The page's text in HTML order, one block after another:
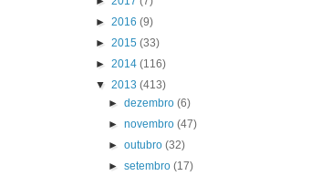
► 2016 (9)
► 2015 (33)
► 2014 (116)
▼ 2013 (413)
►dezembro(6)
►novembro(47)
►outubro(32)
►setembro(17)